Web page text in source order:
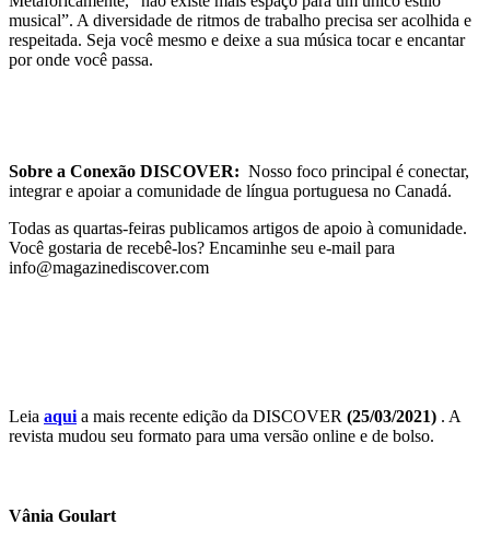
musical”. A diversidade de ritmos de trabalho precisa ser acolhida e
respeitada. Seja você mesmo e deixe a sua música tocar e encantar
por onde você passa.
Sobre a Conexão DISCOVER: Nosso foco principal é conectar,
integrar e apoiar a comunidade de língua portuguesa no Canadá.
Todas as quartas-feiras publicamos artigos de apoio à comunidade.
Você gostaria de recebê-los? Encaminhe seu e-mail para
info@magazinediscover.com
Leia aqui a mais recente edição da DISCOVER (25/03/2021) . A
revista mudou seu formato para uma versão online e de bolso.
Vânia Goulart